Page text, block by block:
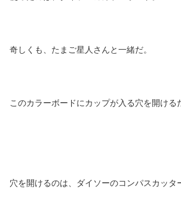
奇しくも、たまご星人さんと一緒だ。
このカラーボードにカップが入る穴を開ける
穴を開けるのは、ダイソーのコンパスカッタ